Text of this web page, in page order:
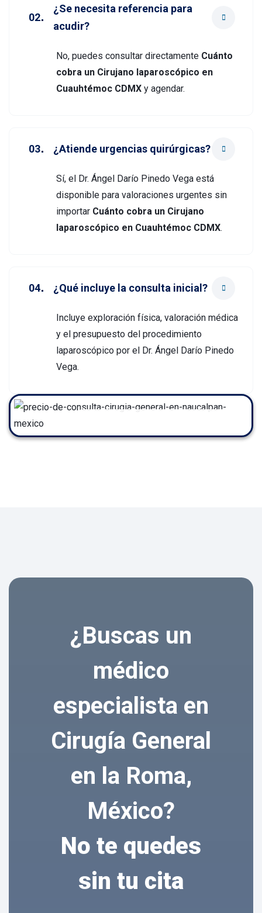
¿Se necesita referencia para
acudir?
No, puedes consultar directamente Cuánto
cobra un Cirujano laparoscópico en
Cuauhtémoc CDMX y agendar.
¿Atiende urgencias quirúrgicas?
Sí, el Dr. Ángel Darío Pinedo Vega está
disponible para valoraciones urgentes sin
importar Cuánto cobra un Cirujano
laparoscópico en Cuauhtémoc CDMX.
¿Qué incluye la consulta inicial?
Incluye exploración física, valoración médica
y el presupuesto del procedimiento
laparoscópico por el Dr. Ángel Darío Pinedo
Vega.
¿Buscas un
médico
especialista en
Cirugía General
en la Roma,
México?
No te quedes
sin tu cita